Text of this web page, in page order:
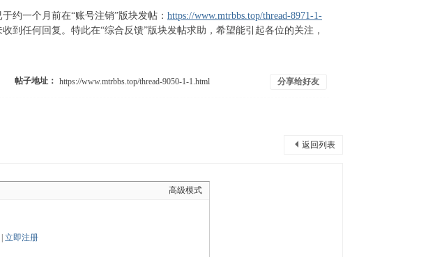
约一个月前在“账号注销”版块发帖： https://www.mtrbbs.top/thread-8971-1-
到任何回复。特此在“综合反馈”版块发帖求助，希望能引起各位的关注，
帖子地址： 分享给好友
返回列表
高级模式
立即注册